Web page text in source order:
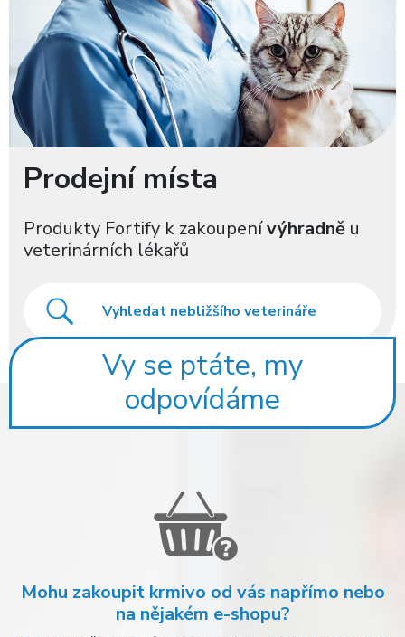
Prodejní místa
Produkty Fortify k zakoupenívýhradně u
veterinárních lékařů
Vy se ptáte, my
odpovídáme
Mohu zakoupit krmivo od vás napřímo nebo
na nějakém e-shopu?